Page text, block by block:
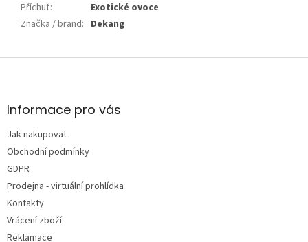
Příchuť:
Exotické ovoce
Značka / brand: Dekang
Z
aInformace pro vás
Jak nakupovat
Obchodní podmínky
GDPR
Prodejna - virtuální prohlídka
Kontakty
Vrácení zboží
Reklamace